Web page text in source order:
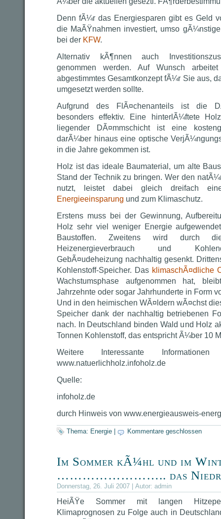
Denn fÃ¼r das Energiesparen gibt es Geld
die MaÃŸnahmen investiert, umso
bei der KFW.
Alternativ kÃ¶nnen auch
genommen werden. Auf Wunsch
abgestimmtes Gesamtkonzept fÃ¼r Sie aus,
umgesetzt werden sollte.
Aufgrund des FlÃ¤chenanteils ist die
besonders effektiv. Eine hinterlÃ¼ftete
liegender DÃ¤mmschicht ist eine
darÃ¼ber hinaus eine optische
in die Jahre gekommen ist.
Holz ist das ideale Baumaterial, um alte
Stand der Technik zu bringen. Wer den
nutzt, leistet dabei gleich dreifach
Energieeinsparung und zum Klimaschutz.
Erstens muss bei der Gewinnung,
Holz sehr viel weniger Energie
Baustoffen. Zweitens wird durch
Heizenergieverbrauch und
GebÃ¤udeheizung nachhaltig gesenkt.
Kohlenstoff-Speicher. Das klimaschÃ¤dliche
Wachstumsphase aufgenommen hat,
Jahrzehnte oder sogar Jahrhunderte in Form
Und in den heimischen WÃ¤ldern wÃ¤chst
Speicher dank der nachhaltig betriebenen
nach. In Deutschland binden Wald und Holz
Tonnen Kohlenstoff, das entspricht Ã¼ber 10
Weitere Interessante
www.natuerlichholz.infoholz.de
Quelle:
infoholz.de
durch Hinweis von www.energieausweis-
Thema: Energie Kommentare geschlossen
Im Sommer kÃ¼hl und im
…………………….. das
Donnerstag, 26. Juli 2007 | Autor: admin
HeiÃŸe Sommer mit langen
Klimaprognosen zu Folge auch in